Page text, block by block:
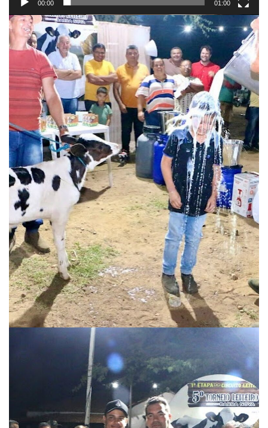
00:00 01:00